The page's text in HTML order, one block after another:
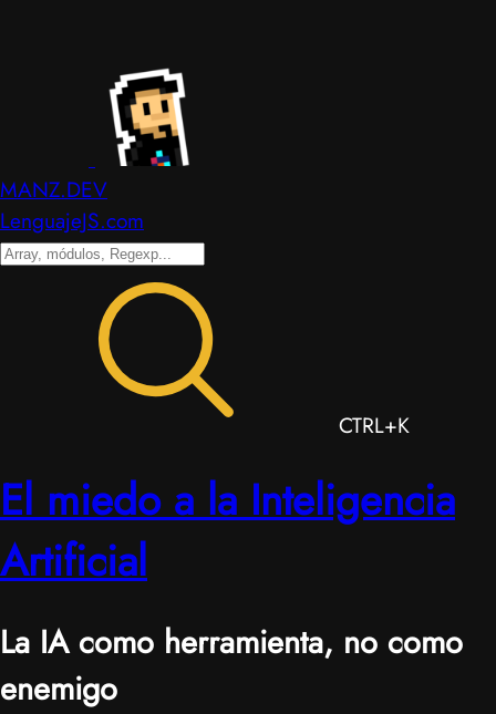
MANZ.DEV
LenguajeJS.com
CTRL+K
El miedo a la Inteligencia
Artificial
La IA como herramienta, no como
enemigo